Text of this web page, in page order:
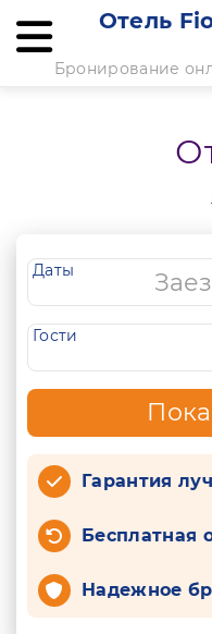
Отель
Бронирование
Даты
Гости
Гарантия
Бесплатная
Надежное